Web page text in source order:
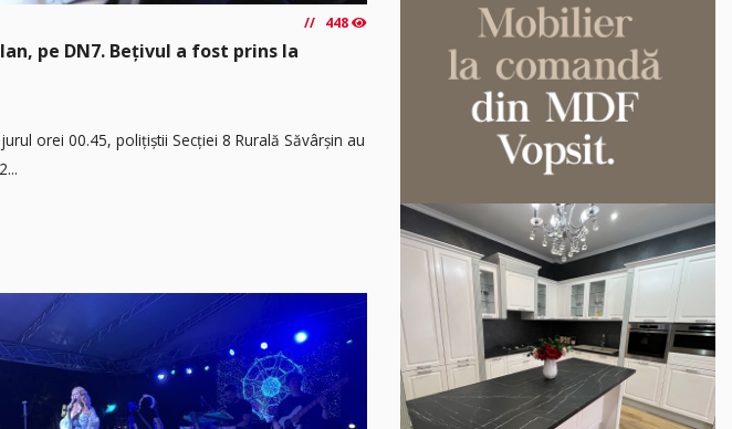
448
pe DN7. Bețivul a fost prins la
orei 00.45, polițiștii Secției 8 Rurală Săvârșin au